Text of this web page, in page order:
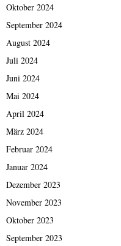
Oktober 2024
September 2024
August 2024
Juli 2024
Juni 2024
Mai 2024
April 2024
März 2024
Februar 2024
Januar 2024
Dezember 2023
November 2023
Oktober 2023
September 2023